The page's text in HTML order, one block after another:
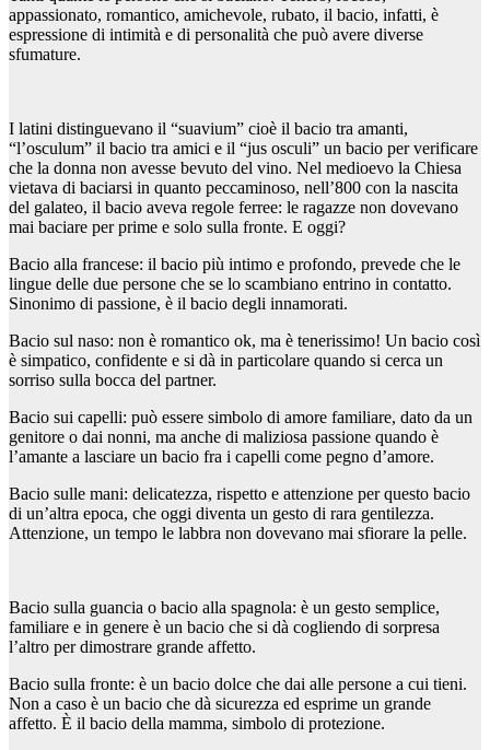
appassionato, romantico, amichevole, rubato, il bacio, infatti, è
espressione di intimità e di personalità che può avere diverse
sfumature.
I latini distinguevano il “suavium” cioè il bacio tra amanti,
“l’osculum” il bacio tra amici e il “jus osculi” un bacio per verificare
che la donna non avesse bevuto del vino. Nel medioevo la Chiesa
vietava di baciarsi in quanto peccaminoso, nell’800 con la nascita
del galateo, il bacio aveva regole ferree: le ragazze non dovevano
mai baciare per prime e solo sulla fronte. E oggi?
Bacio alla francese: il bacio più intimo e profondo, prevede che le
lingue delle due persone che se lo scambiano entrino in contatto.
Sinonimo di passione, è il bacio degli innamorati.
Bacio sul naso: non è romantico ok, ma è tenerissimo! Un bacio così
è simpatico, confidente e si dà in particolare quando si cerca un
sorriso sulla bocca del partner.
Bacio sui capelli: può essere simbolo di amore familiare, dato da un
genitore o dai nonni, ma anche di maliziosa passione quando è
l’amante a lasciare un bacio fra i capelli come pegno d’amore.
Bacio sulle mani: delicatezza, rispetto e attenzione per questo bacio
di un’altra epoca, che oggi diventa un gesto di rara gentilezza.
Attenzione, un tempo le labbra non dovevano mai sfiorare la pelle.
Bacio sulla guancia o bacio alla spagnola: è un gesto semplice,
familiare e in genere è un bacio che si dà cogliendo di sorpresa
l’altro per dimostrare grande affetto.
Bacio sulla fronte: è un bacio dolce che dai alle persone a cui tieni.
Non a caso è un bacio che dà sicurezza ed esprime un grande
affetto. È il bacio della mamma, simbolo di protezione.